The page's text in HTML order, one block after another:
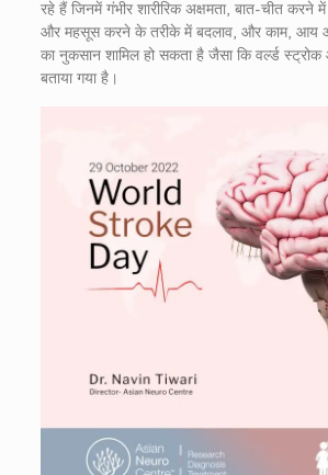
रहे हैं जिनमें गंभीर शारीरिक अक्षमता, बात-चीत करने
और महसूस करने के तरीके में बदलाव, और काम, आय
का नुकसान शामिल हो सकता है जैसा कि वर्ल्ड स्ट्रोक
बताया गया है।